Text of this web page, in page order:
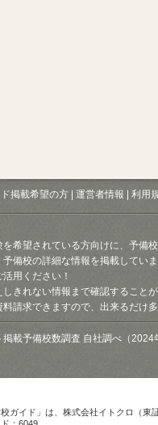
掲載希望の方 運営者情報 利用
希望されている方向けに、予備
備校の詳細な情報を掲載してい
用ください！
きれない情報まで確認すること
請求できますので、出来るだけ
載予備校数調査 自社調べ（
校ガイド」は、株式会社イトクロ（東
：6049